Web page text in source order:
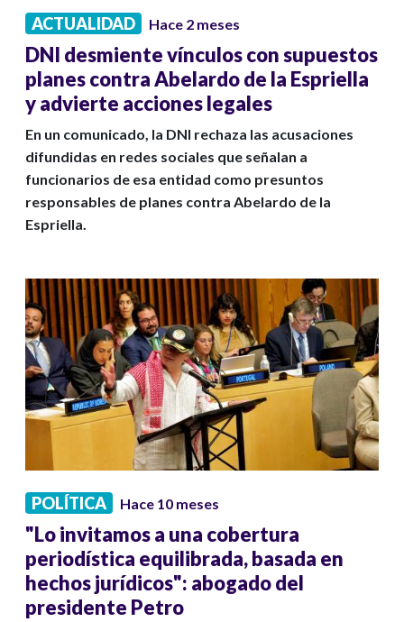
ACTUALIDAD Hace 2 meses
DNI desmiente vínculos con supuestos
planes contra Abelardo de la Espriella
y advierte acciones legales
En un comunicado, la DNI rechaza las acusaciones
difundidas en redes sociales que señalan a
funcionarios de esa entidad como presuntos
responsables de planes contra Abelardo de la
Espriella.
POLÍTICA Hace 10 meses
"Lo invitamos a una cobertura
periodística equilibrada, basada en
hechos jurídicos": abogado del
presidente Petro